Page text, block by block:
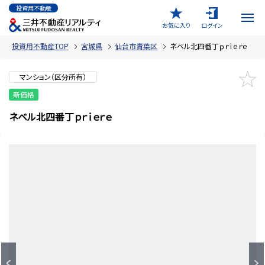
投資用不動産
お気に入り
ログイン
投資用不動産TOP 宮城県 仙台市青葉区 ネベル北四番丁ｐｒｉｅｒｅ
マンション（区分所有）
新価格
ネベル北四番丁ｐｒｉｅｒｅ